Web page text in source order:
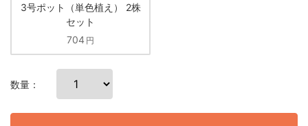
3号ポット（単色植え） 2株
セット
704 円
数量：